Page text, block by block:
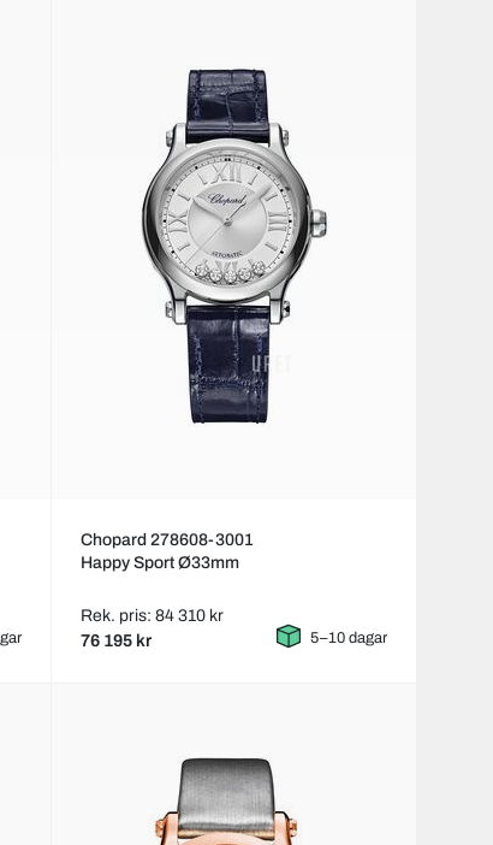
Chopard 278608-3001
Happy Sport Ø33mm
Rek. pris: 84 310 kr
76 195 kr 5–10 dagar